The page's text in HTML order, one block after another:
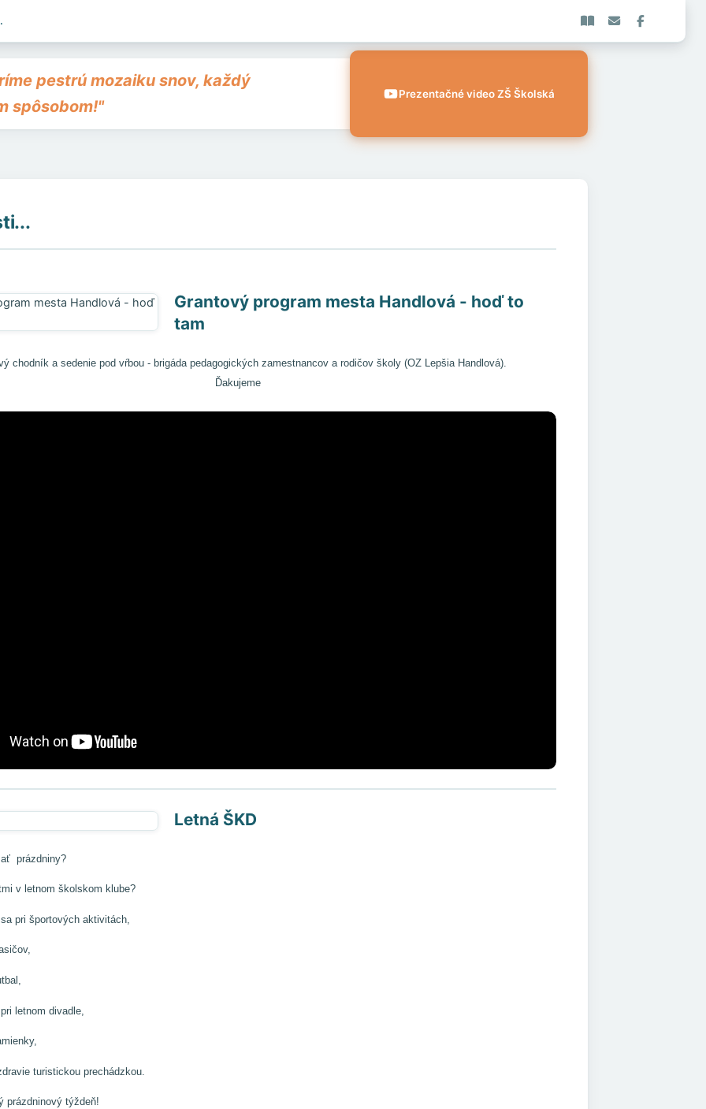
pestrú mozaiku snov, každý
spôsobom!"
Prezentačné video ZŠ Školská
Grantový program mesta Handlová - hoď to
tam
chodník a sedenie pod vŕbou - brigáda pedagogických zamestnancov a rodičov školy (OZ Lepšia Handlová).
Ďakujeme
Letná ŠKD
prázdniny?
v letnom školskom klube?
pri športových aktivitách,
letnom divadle,
turistickou prechádzkou.
prázdninový týždeň!